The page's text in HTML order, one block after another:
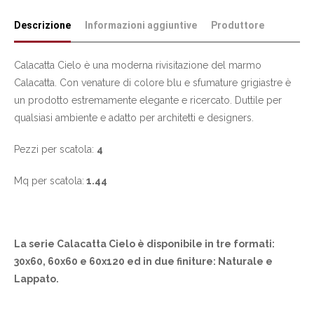
Descrizione Informazioni aggiuntive Produttore
Calacatta Cielo è una moderna rivisitazione del marmo
Calacatta. Con venature di colore blu e sfumature grigiastre è
un prodotto estremamente elegante e ricercato. Duttile per
qualsiasi ambiente e adatto per architetti e designers.
Pezzi per scatola: 4
Mq per scatola: 1.44
La serie Calacatta Cielo è disponibile in tre formati:
30x60, 60x60 e 60x120 ed in due finiture: Naturale e
Lappato.